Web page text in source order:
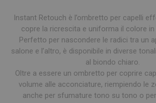
Instant Retouch è l’ombretto per capelli
copre la ricrescita e uniforma il colore
Perfetto per nascondere le radici tra un
salone e l’altro, è disponibile in diverse
al biondo chiaro.
Oltre a essere un ombretto per coprire
volume alle acconciature, riempiendo le
anche per sfumature tono su tono o